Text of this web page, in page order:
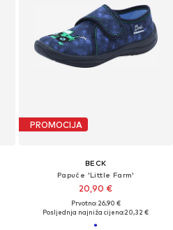
PROMOCIJA
BECK
Papuče 'Little Farm'
20,90 €
Prvotno: 26,90 €
Posljednja najniža cijena:20,32 €